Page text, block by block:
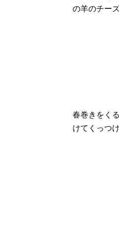
の羊のチー
春巻きをく
けてくっつ